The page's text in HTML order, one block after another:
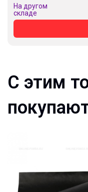
На другом
складе
С этим